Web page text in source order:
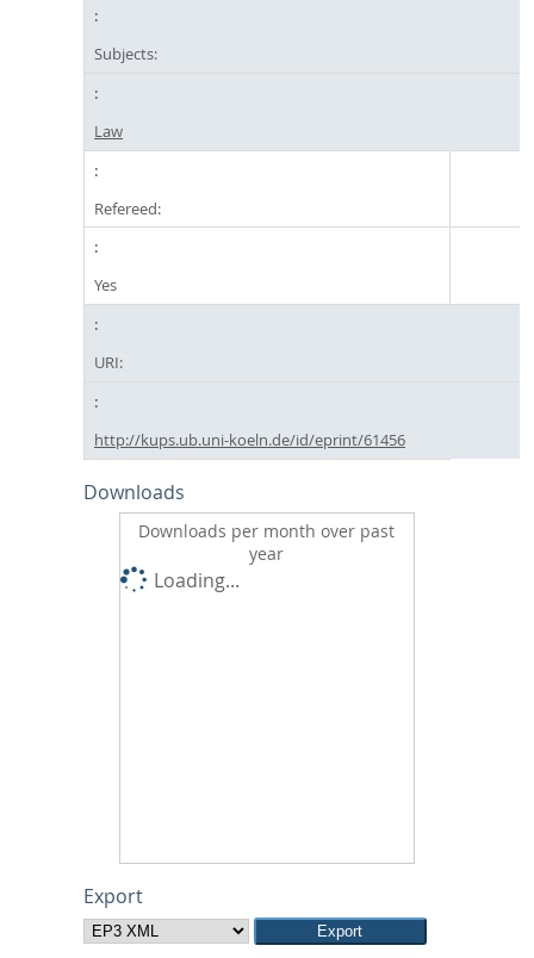
Subjects:
Law
Refereed:
Yes
URI:
http://kups.ub.uni-koeln.de/id/eprint/61456
Downloads
Downloads per month over past
year
Loading...
Export